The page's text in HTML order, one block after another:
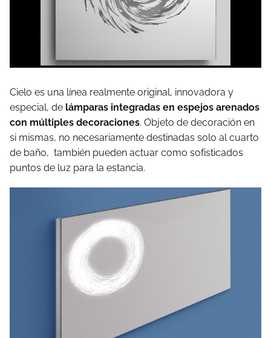
Cielo es una línea realmente original, innovadora y
especial, de lámparas integradas en espejos arenados
con múltiples decoraciones. Objeto de decoración en
si mismas, no necesariamente destinadas solo al cuarto
de baño, también pueden actuar como sofisticados
puntos de luz para la estancia.